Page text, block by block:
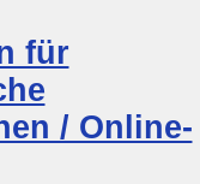
für
/ Online-